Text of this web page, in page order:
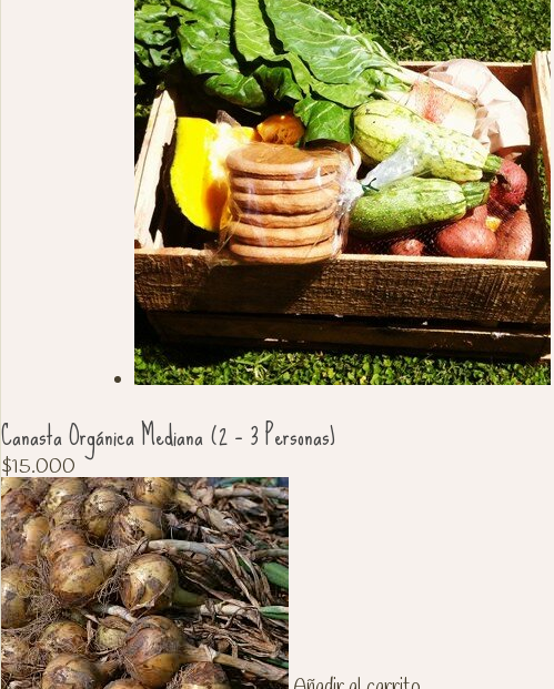
Canasta Orgánica Mediana (2 – 3 Personas)
$15.000